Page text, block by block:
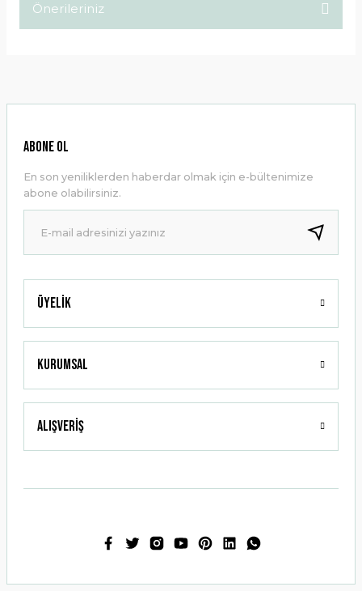
Önerileriniz
Ürün resmi kalitesiz, bozuk veya görüntülenemiyor.
Ürün bilgilerinde hatalar bulunuyor.
Ürün fiyatı diğer sitelerden daha pahalı.
Bu ürüne benzer farklı alternatifler olmalı.
Gönder
Üyelik
Kurumsal
Alışveriş
ABONE OL
En son yeniliklerden haberdar olmak için e-bültenimize
abone olabilirsiniz.